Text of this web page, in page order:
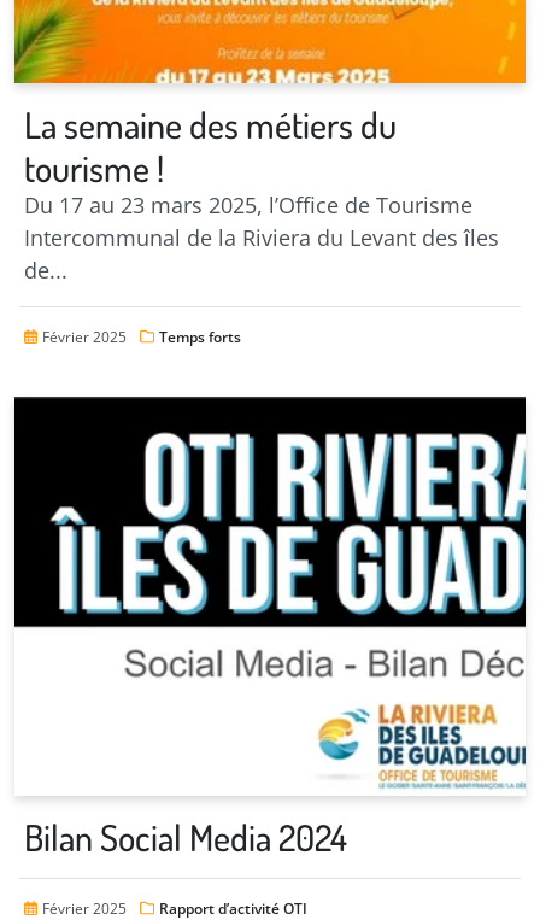
La semaine des métiers du
tourisme !
Du 17 au 23 mars 2025, l’Office de Tourisme
Intercommunal de la Riviera du Levant des îles
de...
Février 2025 Temps forts
Bilan Social Media 2024
Février 2025 Rapport d’activité OTI